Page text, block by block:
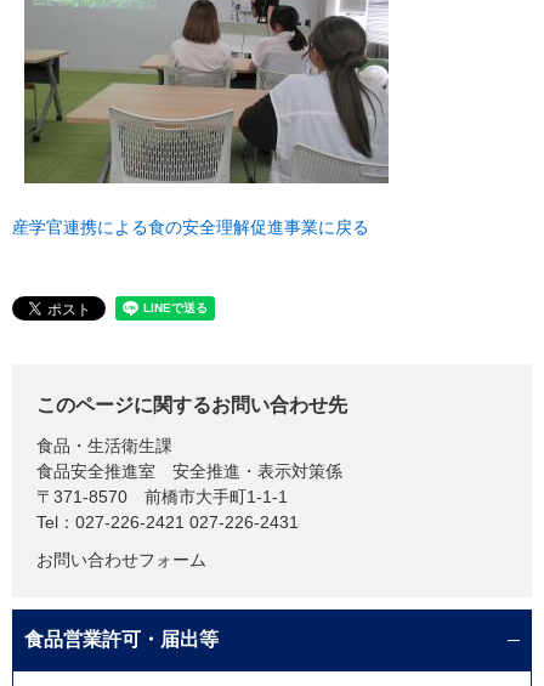
産学官連携による食の安全理解促進事業に戻る
このページに関するお問い合わせ先
食品・生活衛生課
食品安全推進室 安全推進・表示対策係
〒371-8570
前橋市大手町1-1-1
Tel：027-226-2421 027-226-2431
お問い合わせフォーム
食品営業許可・届出等